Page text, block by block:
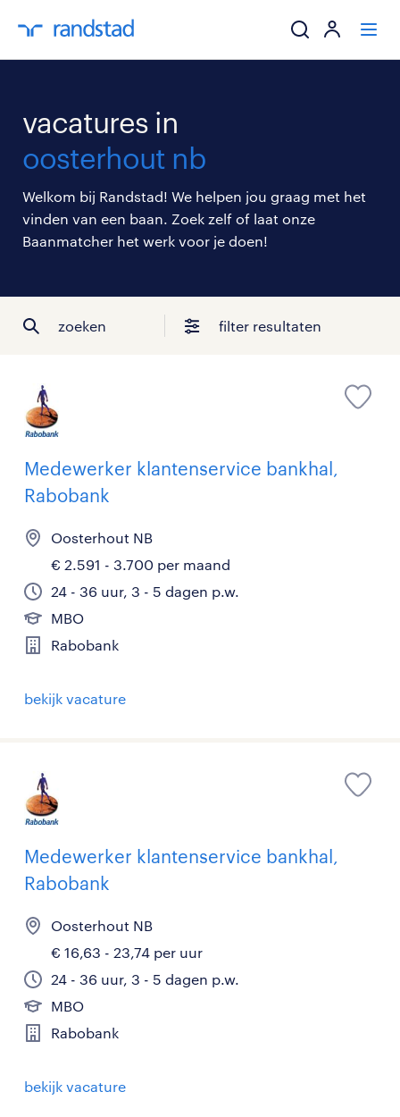
mijn carrière
over randstad
vacatures in
oosterhout nb
Welkom bij Randstad! We helpen jou graag met het
vinden van een baan. Zoek zelf of laat onze
Baanmatcher het werk voor je doen!
zoeken filter resultaten
Medewerker klantenservice bankhal,
Rabobank
Oosterhout NB
€ 2.591 - 3.700 per maand
24 - 36 uur, 3 - 5 dagen p.w.
MBO
Rabobank
bekijk vacature
Medewerker klantenservice bankhal,
Rabobank
Oosterhout NB
€ 16,63 - 23,74 per uur
24 - 36 uur, 3 - 5 dagen p.w.
MBO
Rabobank
bekijk vacature